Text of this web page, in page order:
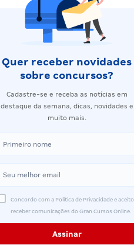
Quer receber novidades
sobre concursos?
Cadastre-se e receba as notícias em
destaque da semana, dicas, novidades e
muito mais.
Concordo com a Política de Privacidade e aceito
receber comunicações do Gran Cursos Online.